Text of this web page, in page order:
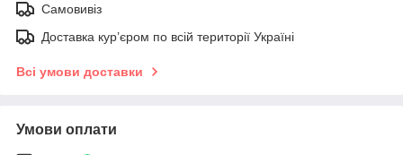
Самовивіз
Доставка кур’єром по всій території Україні
Всі умови доставки
Умови оплати